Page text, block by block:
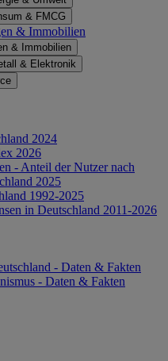
& FMCG
& Immobilien
& Immobilien
& Elektronik
2024
2026
- Anteil der Nutzer nach
2025
1992-2025
in Deutschland 2011-2026
- Daten & Fakten
- Daten & Fakten